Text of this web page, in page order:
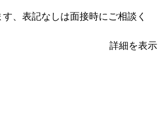
、表記なしは面接時にご相談く
詳細を表示